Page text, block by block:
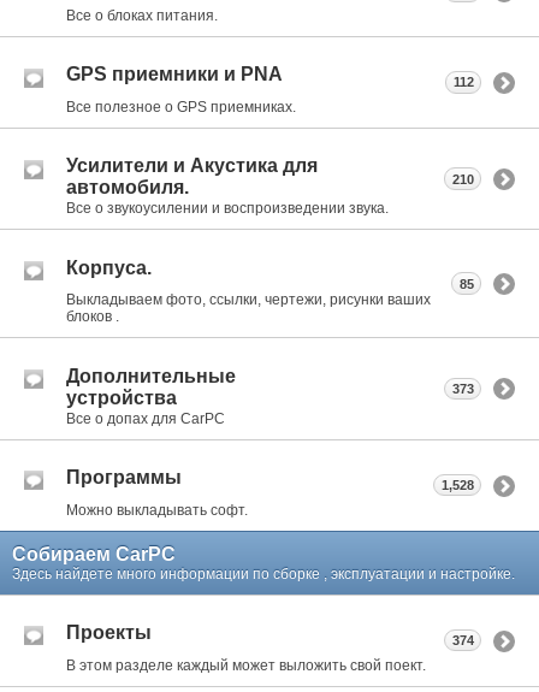
Все о блоках питания.
GPS приемники и PNA
Все полезное о GPS приемниках.
112
Усилители и Акустика для
автомобиля.
Все о звукоусилении и воспроизведении звука.
210
Корпуса.
Выкладываем фото, ссылки, чертежи, рисунки ваших
блоков .
85
Дополнительные
устройства
Все о допах для CarPC
373
Программы
Можно выкладывать софт.
1,528
Собираем CarPC
Здесь найдете много информации по сборке , эксплуатации и настройке.
Проекты
В этом разделе каждый может выложить свой поект.
374